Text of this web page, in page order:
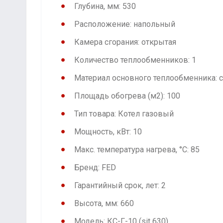
Глубина, мм: 530
Расположение: напольный
Камера сгорания: открытая
Количество теплообменников: 1
Материал основного теплообменника:
Площадь обогрева (м2): 100
Тип товара: Котел газовый
Мощность, кВт: 10
Макс. температура нагрева, °С: 85
Бренд: FED
Гарантийный срок, лет: 2
Высота, мм: 660